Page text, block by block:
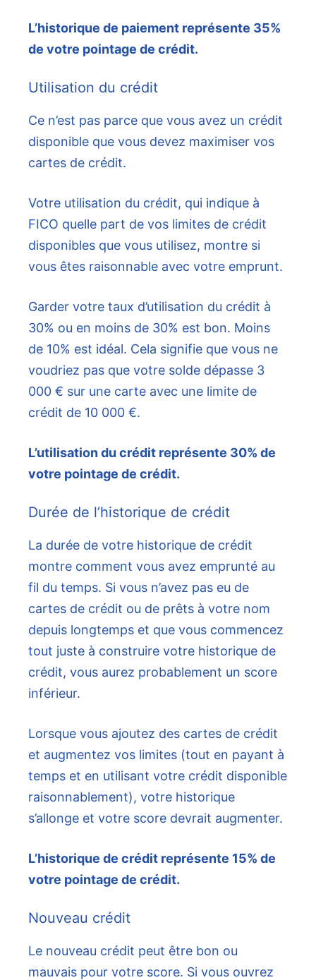
L’historique de paiement représente 35%
de votre pointage de crédit.
Utilisation du crédit
Ce n’est pas parce que vous avez un crédit
disponible que vous devez maximiser vos
cartes de crédit.
Votre utilisation du crédit, qui indique à
FICO quelle part de vos limites de crédit
disponibles que vous utilisez, montre si
vous êtes raisonnable avec votre emprunt.
Garder votre taux d’utilisation du crédit à
30% ou en moins de 30% est bon. Moins
de 10% est idéal. Cela signifie que vous ne
voudriez pas que votre solde dépasse 3
000 € sur une carte avec une limite de
crédit de 10 000 €.
L’utilisation du crédit représente 30% de
votre pointage de crédit.
Durée de l’historique de crédit
La durée de votre historique de crédit
montre comment vous avez emprunté au
fil du temps. Si vous n’avez pas eu de
cartes de crédit ou de prêts à votre nom
depuis longtemps et que vous commencez
tout juste à construire votre historique de
crédit, vous aurez probablement un score
inférieur.
Lorsque vous ajoutez des cartes de crédit
et augmentez vos limites (tout en payant à
temps et en utilisant votre crédit disponible
raisonnablement), votre historique
s’allonge et votre score devrait augmenter.
L’historique de crédit représente 15% de
votre pointage de crédit.
Nouveau crédit
Le nouveau crédit peut être bon ou
mauvais pour votre score. Si vous ouvrez